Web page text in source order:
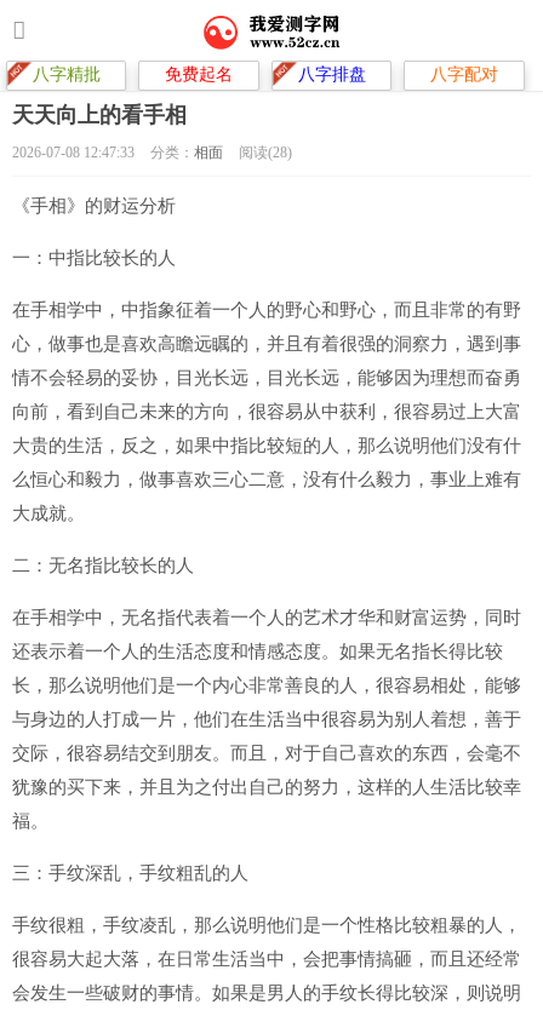
八字精批 免费起名 八字排盘 八字配对
天天向上的看手相
2026-07-08 12:47:33 分类： 相面 阅读(28)
《手相》的财运分析
一：中指比较长的人
在手相学中，中指象征着一个人的野心和野心，而且非常的有野
心，做事也是喜欢高瞻远瞩的，并且有着很强的洞察力，遇到事
情不会轻易的妥协，目光长远，目光长远，能够因为理想而奋勇
向前，看到自己未来的方向，很容易从中获利，很容易过上大富
大贵的生活，反之，如果中指比较短的人，那么说明他们没有什
么恒心和毅力，做事喜欢三心二意，没有什么毅力，事业上难有
大成就。
二：无名指比较长的人
在手相学中，无名指代表着一个人的艺术才华和财富运势，同时
还表示着一个人的生活态度和情感态度。如果无名指长得比较
长，那么说明他们是一个内心非常善良的人，很容易相处，能够
与身边的人打成一片，他们在生活当中很容易为别人着想，善于
交际，很容易结交到朋友。而且，对于自己喜欢的东西，会毫不
犹豫的买下来，并且为之付出自己的努力，这样的人生活比较幸
福。
三：手纹深乱，手纹粗乱的人
手纹很粗，手纹凌乱，那么说明他们是一个性格比较粗暴的人，
很容易大起大落，在日常生活当中，会把事情搞砸，而且还经常
会发生一些破财的事情。如果是男人的手纹长得比较深，则说明